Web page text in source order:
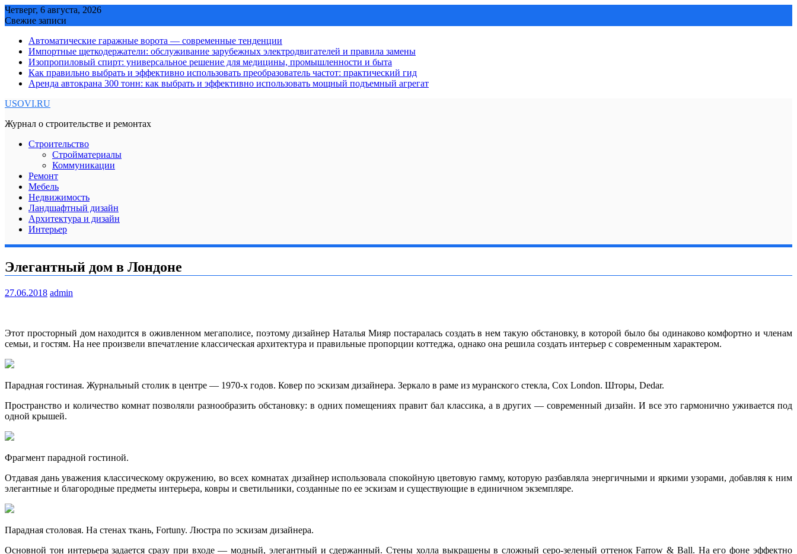
Skip
to
Четверг, 6 августа, 2026
Свежие записи
Автоматические гаражные ворота — современные тенденции
Импортные щеткодержатели: обслуживание зарубежных электродвигателей и правила замены
Изопропиловый спирт: универсальное решение для медицины, промышленности и быта
Как правильно выбрать и эффективно использовать преобразователь частот: практический гид
Аренда автокрана 300 тонн: как выбрать и эффективно использовать мощный подъемный агрегат
USOVI.RU
Журнал о строительстве и ремонтах
Строительство
Стройматериалы
Коммуникации
Ремонт
Мебель
Недвижимость
Ландшафтный дизайн
Архитектура и дизайн
Интерьер
Элегантный дом в Лондоне
27.06.2018 admin
Этот просторный дом находится в оживленном мегаполисе, поэтому дизайнер Наталья Мияр постаралась создать в нем такую обстановку, в которой было бы одинаково комфортно и членам
семьи, и гостям. На нее произвели впечатление классическая архитектура и правильные пропорции коттеджа, однако она решила создать интерьер с современным характером.
Парадная гостиная. Журнальный столик в центре — 1970-х годов. Ковер по эскизам дизайнера. Зеркало в раме из муранского стекла, Cox London. Шторы, Dedar.
Пространство и количество комнат позволяли разнообразить обстановку: в одних помещениях правит бал классика, а в других — современный дизайн. И все это гармонично уживается под
одной крышей.
Фрагмент парадной гостиной.
Отдавая дань уважения классическому окружению, во всех комнатах дизайнер использовала спокойную цветовую гамму, которую разбавляла энергичными и яркими узорами, добавляя к ним
элегантные и благородные предметы интерьера, ковры и светильники, созданные по ее эскизам и существующие в единичном экземпляре.
Парадная столовая. На стенах ткань, Fortuny. Люстра по эскизам дизайнера.
Основной тон интерьера задается сразу при входе — модный, элегантный и сдержанный. Стены холла выкрашены в сложный серо-зеленый оттенок Farrow & Ball. На его фоне эффектно